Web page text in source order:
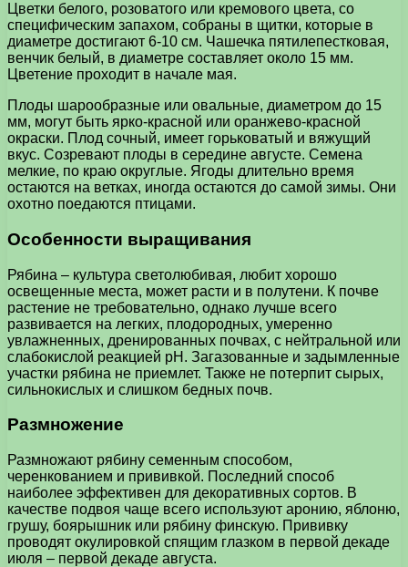
Цветки белого, розоватого или кремового цвета, со
специфическим запахом, собраны в щитки, которые в
диаметре достигают 6-10 см. Чашечка пятилепестковая,
венчик белый, в диаметре составляет около 15 мм.
Цветение проходит в начале мая.
Плоды шарообразные или овальные, диаметром до 15
мм, могут быть ярко-красной или оранжево-красной
окраски. Плод сочный, имеет горьковатый и вяжущий
вкус. Созревают плоды в середине августе. Семена
мелкие, по краю округлые. Ягоды длительно время
остаются на ветках, иногда остаются до самой зимы. Они
охотно поедаются птицами.
Особенности выращивания
Рябина – культура светолюбивая, любит хорошо
освещенные места, может расти и в полутени. К почве
растение не требовательно, однако лучше всего
развивается на легких, плодородных, умеренно
увлажненных, дренированных почвах, с нейтральной или
слабокислой реакцией рН. Загазованные и задымленные
участки рябина не приемлет. Также не потерпит сырых,
сильнокислых и слишком бедных почв.
Размножение
Размножают рябину семенным способом,
черенкованием и прививкой. Последний способ
наиболее эффективен для декоративных сортов. В
качестве подвоя чаще всего используют аронию, яблоню,
грушу, боярышник или рябину финскую. Прививку
проводят окулировкой спящим глазком в первой декаде
июля – первой декаде августа.